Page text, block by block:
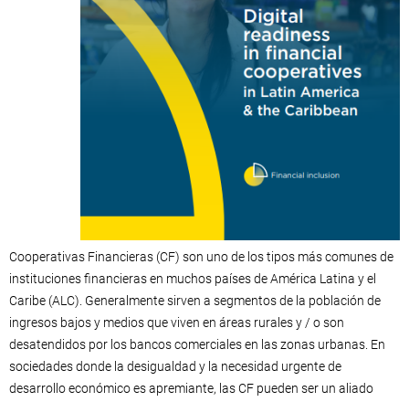
Cooperativas Financieras (CF) son uno de los tipos más comunes de
instituciones financieras en muchos países de América Latina y el
Caribe (ALC). Generalmente sirven a segmentos de la población de
ingresos bajos y medios que viven en áreas rurales y / o son
desatendidos por los bancos comerciales en las zonas urbanas. En
sociedades donde la desigualdad y la necesidad urgente de
desarrollo económico es apremiante, las CF pueden ser un aliado